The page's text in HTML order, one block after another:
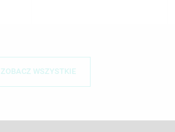
ZOBACZ WSZYSTKIE